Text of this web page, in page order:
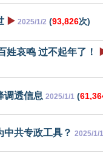
▶️ 2025/1/2 (93,826次)
姓哀鸣 过不起年了！
调透信息 2025/1/1 (
中共专政工具？ 2025/1/1